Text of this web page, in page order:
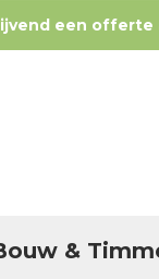
een offerte
&